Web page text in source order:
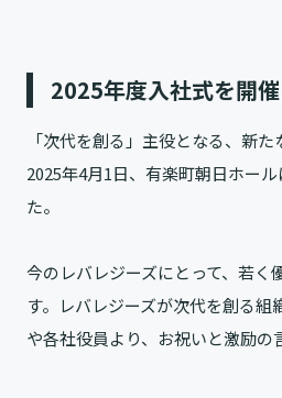
2025年度入社式を開催
「次代を創る」主役となる、新た
2025年4月1日、有楽町朝日ホー
た。
今のレバレジーズにとって、若く
す。レバレジーズが次代を創る組
や各社役員より、お祝いと激励の